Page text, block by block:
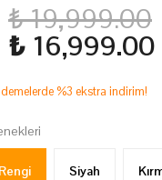
₺ 19,999.00
₺ 16,999.00
%3 ekstra indirim!
Siyah